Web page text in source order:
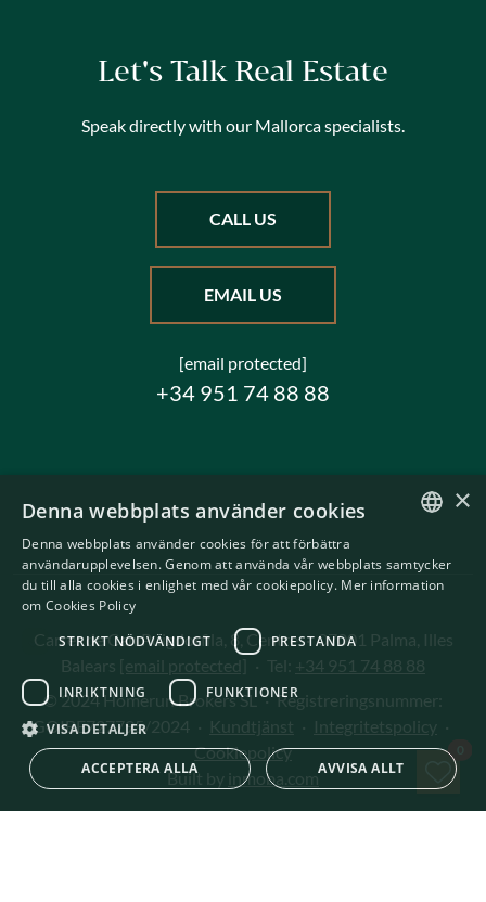
Let's Talk Real Estate
Speak directly with our Mallorca specialists.
CALL US
EMAIL US
[email protected]
+34 951 74 88 88
Carrer de Can Puigdorfila, 8, Centre · 07001 Palma, Illes
Balears [email protected] · Tel: +34 951 74 88 88
© 2024 Homerun Brokers SL · Registreringsnummer:
GOIBE727795/2024 · Kundtjänst · Integritetspolicy ·
Cookiepolicy
Built by inmoba.com
ENGLISH
SWEDISH
×
Denna webbplats använder cookies
Denna webbplats använder cookies för att förbättra
användarupplevelsen. Genom att använda vår webbplats samtycker
du till alla cookies i enlighet med vår cookiepolicy. Mer information
om Cookies Policy
STRIKT NÖDVÄNDIGT
PRESTANDA
INRIKTNING FUNKTIONER
VISA DETALJER
ACCEPTERA ALLA AVVISA ALLT